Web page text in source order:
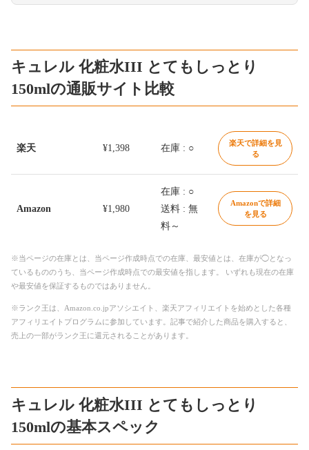
キュレル 化粧水III とてもしっとり
150mlの通販サイト比較
楽天 ¥1,398 在庫 : ○
楽天で詳細を見
る
Amazon ¥1,980
在庫 : ○
送料 : 無
料～
Amazonで詳細
を見る
※当ページの在庫とは、当ページ作成時点での在庫、最安値とは、在庫が◯となっ
ているもののうち、当ページ作成時点での最安値を指します。 いずれも現在の在庫
や最安値を保証するものではありません。
※ランク王は、Amazon.co.jpアソシエイト、楽天アフィリエイトを始めとした各種
アフィリエイトプログラムに参加しています。記事で紹介した商品を購入すると、
売上の一部がランク王に還元されることがあります。
キュレル 化粧水III とてもしっとり
150mlの基本スペック